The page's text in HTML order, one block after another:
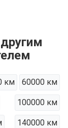
км 60000 км
100000 км
140000 км